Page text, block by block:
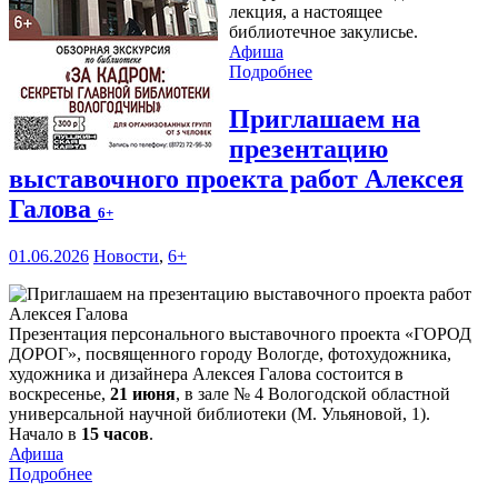
лекция, а настоящее
библиотечное закулисье.
Афиша
Подробнее
Приглашаем на
презентацию
выставочного проекта работ Алексея
Галова 6+
01.06.2026 Новости, 6+
Презентация персонального выставочного проекта «ГОРОД
ДОРОГ», посвященного городу Вологде, фотохудожника,
художника и дизайнера Алексея Галова состоится в
воскресенье, 21 июня, в зале № 4 Вологодской областной
универсальной научной библиотеки (М. Ульяновой, 1).
Начало в 15 часов.
Афиша
Подробнее